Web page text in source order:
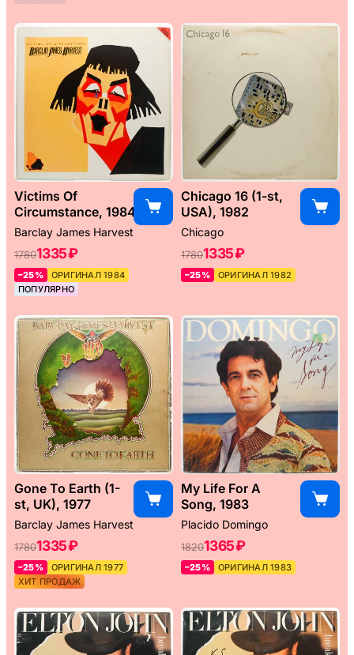
Victims Of
Circumstance, 1984
Barclay James Harvest
17801335 ₽
–25%
ОРИГИНАЛ 1984
ПОПУЛЯРНО
Chicago 16 (1-st,
USA), 1982
Chicago
17801335 ₽
–25% ОРИГИНАЛ 1982
Gone To Earth (1-
st, UK), 1977
Barclay James Harvest
17801335 ₽
–25%
ОРИГИНАЛ 1977
ХИТ ПРОДАЖ
My Life For A
Song, 1983
Placido Domingo
18201365 ₽
–25% ОРИГИНАЛ 1983